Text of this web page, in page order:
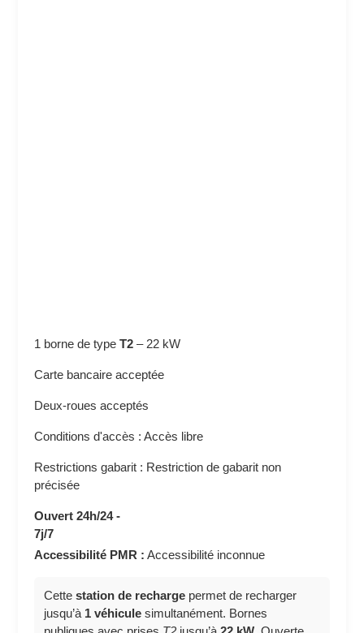
1 borne de typeT2 – 22 kW
Carte bancaire acceptée
Deux-roues acceptés
Conditions d'accès : Accès libre
Restrictions gabarit : Restriction de gabarit non
précisée
Ouvert 24h/24 -
7j/7
Accessibilité PMR : Accessibilité inconnue
Cettestation de recharge permet de recharger
jusqu’à 1 véhicule simultanément. Bornes